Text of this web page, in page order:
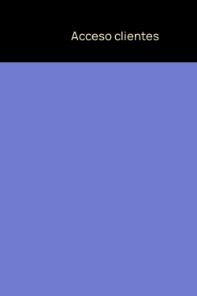
Acceso clientes